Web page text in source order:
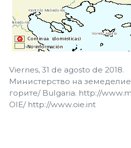
Viernes, 31 de agosto de 2018.
Министерство на
горите/ Bulgaria. http://
OIE/ http://www.oie.int